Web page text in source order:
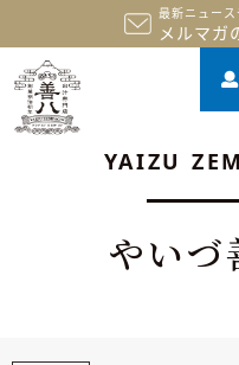
最新ニュース
メルマガ
YAIZU
やいづ